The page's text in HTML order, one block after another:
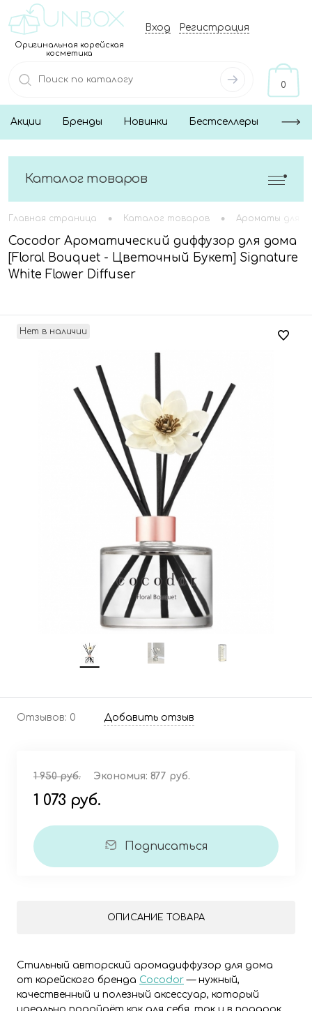
Оригинальная корейская
косметика
Вход Регистрация
0
Акции Бренды Новинки Бестселлеры
Каталог товаров
Главная страница • Каталог товаров • Ароматы для
Cocodor Ароматический диффузор для дома
[Floral Bouquet - Цветочный Букет] Signature
White Flower Diffuser
Нет в наличии
Отзывов: 0 Добавить отзыв
1 950 руб. Экономия: 877 руб.
1 073 руб.
Подписаться
ОПИСАНИЕ ТОВАРА
Стильный авторский аромадиффузор для дома
от корейского бренда Cocodor — нужный,
качественный и полезный аксессуар, который